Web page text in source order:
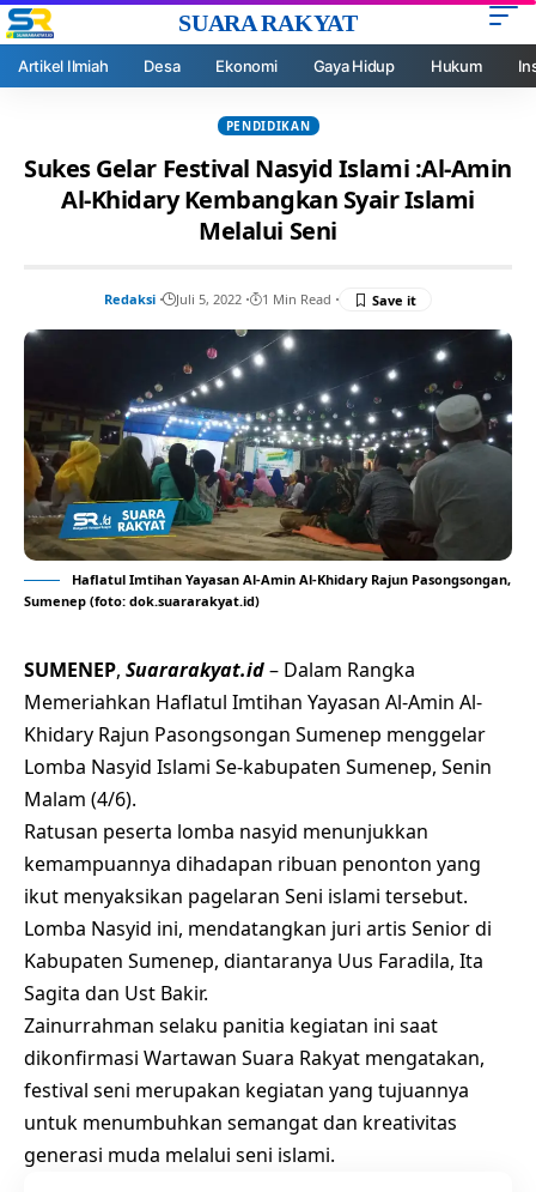
SUARA RAKYAT
Artikel Ilmiah Desa Ekonomi Gaya Hidup Hukum
PENDIDIKAN
Sukes Gelar Festival Nasyid Islami :Al-Amin
Al-Khidary Kembangkan Syair Islami
Melalui Seni
Redaksi Juli 5, 2022 1 Min Read
Haflatul Imtihan Yayasan Al-Amin Al-Khidary Rajun Pasongsongan,
Sumenep (foto: dok.suararakyat.id)
SUMENEP, Suararakyat.id– Dalam Rangka
Memeriahkan Haflatul Imtihan Yayasan Al-Amin Al-
Khidary Rajun Pasongsongan Sumenep menggelar
Lomba Nasyid Islami Se-kabupaten Sumenep, Senin
Malam (4/6).
Ratusan peserta lomba nasyid menunjukkan
kemampuannya dihadapan ribuan penonton yang
ikut menyaksikan pagelaran Seni islami tersebut.
Lomba Nasyid ini, mendatangkan juri artis Senior di
Kabupaten Sumenep, diantaranya Uus Faradila, Ita
Sagita dan Ust Bakir.
Zainurrahman selaku panitia kegiatan ini saat
dikonfirmasi Wartawan Suara Rakyat mengatakan,
festival seni merupakan kegiatan yang tujuannya
untuk menumbuhkan semangat dan kreativitas
generasi muda melalui seni islami.